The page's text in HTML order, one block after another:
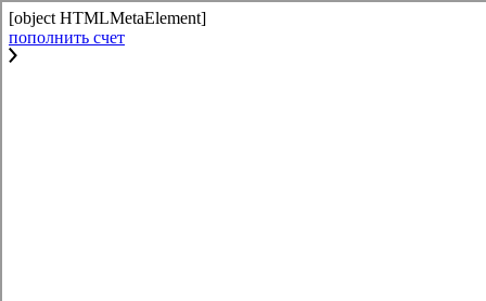
[object HTMLMetaElement]
пополнить счет